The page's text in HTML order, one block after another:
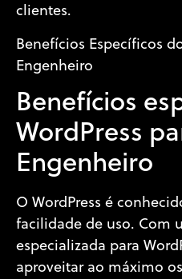
clientes.
Benefícios Específicos
Engenheiro
Benefícios
WordPress
Engenheiro
O WordPress é
facilidade de uso. Com
especializada para
aproveitar ao máximo